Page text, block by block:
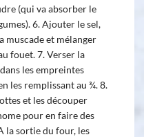
(qui va absorber le
6. Ajouter le sel,
muscade et mélanger
fouet. 7. Verser la
les empreintes
les remplissant au ¾. 8.
et les découper
pour en faire des
la sortie du four, les